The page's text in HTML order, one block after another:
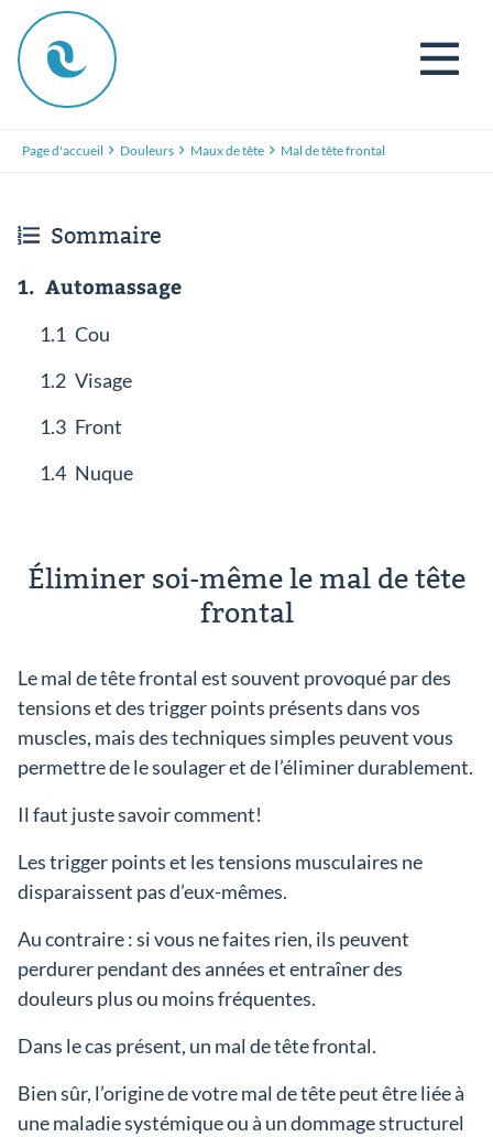
Page d'accueil Douleurs Maux de tête Mal de tête frontal
Sommaire
1. Automassage
1.1 Cou
1.2 Visage
1.3 Front
1.4 Nuque
Éliminer soi-même le mal de tête
frontal
Le mal de tête frontal est souvent provoqué par des
tensions et des trigger points présents dans vos
muscles, mais des techniques simples peuvent vous
permettre de le soulager et de l’éliminer durablement.
Il faut juste savoir comment!
Les trigger points et les tensions musculaires ne
disparaissent pas d’eux-mêmes.
Au contraire : si vous ne faites rien, ils peuvent
perdurer pendant des années et entraîner des
douleurs plus ou moins fréquentes.
Dans le cas présent, un mal de tête frontal.
Bien sûr, l’origine de votre mal de tête peut être liée à
une maladie systémique ou à un dommage structurel